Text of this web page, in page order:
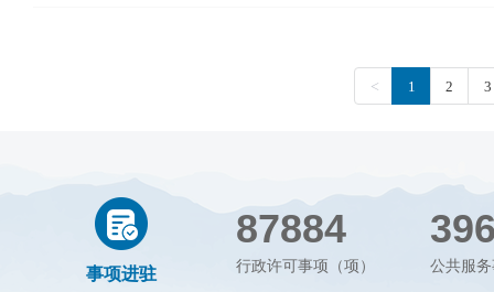
事项进驻
87884
行政许可事项（项） 公共服